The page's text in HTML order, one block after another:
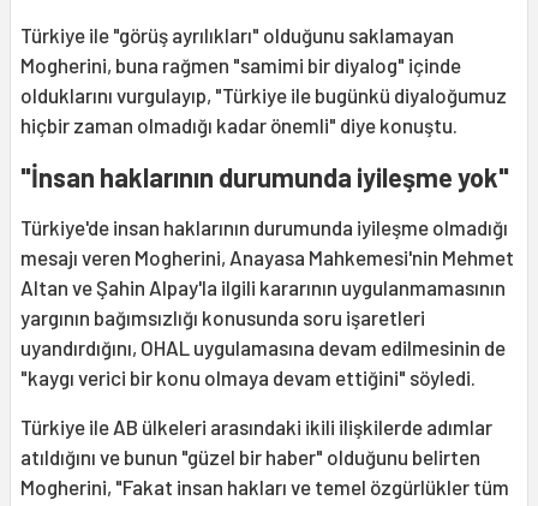
Türkiye ile "görüş ayrılıkları" olduğunu saklamayan
Mogherini, buna rağmen "samimi bir diyalog" içinde
olduklarını vurgulayıp, "Türkiye ile bugünkü diyaloğumuz
hiçbir zaman olmadığı kadar önemli" diye konuştu.
"İnsan haklarının durumunda iyileşme yok"
Türkiye'de insan haklarının durumunda iyileşme olmadığı
mesajı veren Mogherini, Anayasa Mahkemesi'nin Mehmet
Altan ve Şahin Alpay'la ilgili kararının uygulanmamasının
yargının bağımsızlığı konusunda soru işaretleri
uyandırdığını, OHAL uygulamasına devam edilmesinin de
"kaygı verici bir konu olmaya devam ettiğini" söyledi.
Türkiye ile AB ülkeleri arasındaki ikili ilişkilerde adımlar
atıldığını ve bunun "güzel bir haber" olduğunu belirten
Mogherini, "Fakat insan hakları ve temel özgürlükler tüm